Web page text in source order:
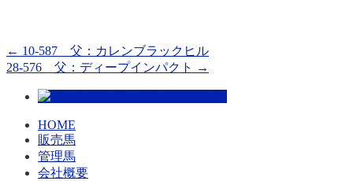
← 10-587 父：カレンブラックヒル
28-576 父：ディープインパクト
→
HOME
販売馬
管理馬
会社概要